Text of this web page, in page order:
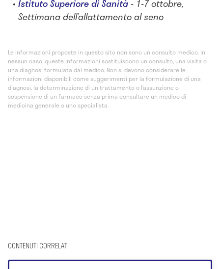
Istituto Superiore di Sanità - 1-7 ottobre,
Settimana dell’allattamento al seno
Le informazioni proposte in questo sito non sono un consulto medico. In
nessun caso, queste informazioni sostituiscono un consulto, una visita o
una diagnosi formulata dal medico. Non si devono considerare le
informazioni disponibili come suggerimenti per la formulazione di una
diagnosi, la determinazione di un trattamento o l’assunzione o
sospensione di un farmaco senza prima consultare un medico di
medicina generale o uno specialista.
CONTENUTI CORRELATI